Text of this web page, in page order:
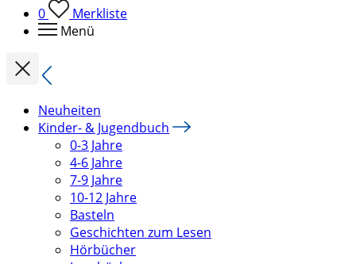
0
Merkliste
Menü
Neuheiten
Kinder- & Jugendbuch
0-3 Jahre
4-6 Jahre
7-9 Jahre
10-12 Jahre
Basteln
Geschichten zum Lesen
Hörbücher